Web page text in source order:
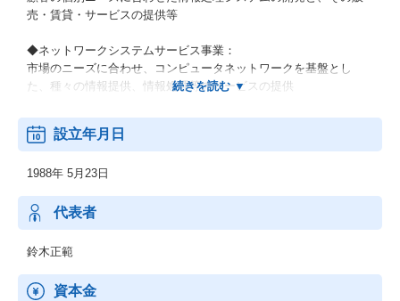
売・賃貸・サービスの提供等
◆ネットワークシステムサービス事業：
市場のニーズに合わせ、コンピュータネットワークを基盤とし
た、種々の情報提供、情報処理等のサービスの提供
◆その他の事業：
顧客の経営上の問題点に係わる調査・分析、情報処理システムの
設立年月日
1988年 5月23日
代表者
鈴木正範
資本金